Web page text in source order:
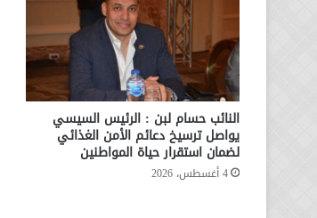
النائب حسام لبن : الرئيس السيسي
يواصل ترسيخ دعائم الأمن الغذائي
لضمان استقرار حياة المواطنين
4 أغسطس، 2026